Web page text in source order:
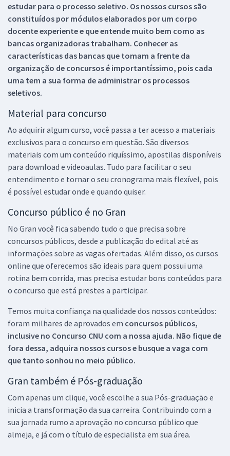
estudar para o processo seletivo. Os nossos cursos são
constituídos por módulos elaborados por um corpo
docente experiente e que entende muito bem como as
bancas organizadoras trabalham. Conhecer as
características das bancas que tomam a frente da
organização de concursos é importantíssimo, pois cada
uma tem a sua forma de administrar os processos
seletivos.
Material para concurso
Ao adquirir algum curso, você passa a ter acesso a materiais
exclusivos para o concurso em questão. São diversos
materiais com um conteúdo riquíssimo, apostilas disponíveis
para download e videoaulas. Tudo para facilitar o seu
entendimento e tornar o seu cronograma mais flexível, pois
é possível estudar onde e quando quiser.
Concurso público é no Gran
No Gran você fica sabendo tudo o que precisa sobre
concursos públicos, desde a publicação do edital até as
informações sobre as vagas ofertadas. Além disso, os cursos
online que oferecemos são ideais para quem possui uma
rotina bem corrida, mas precisa estudar bons conteúdos para
o concurso que está prestes a participar.
Temos muita confiança na qualidade dos nossos conteúdos:
foram milhares de aprovados em concursos públicos,
inclusive no Concurso CNU com a nossa ajuda. Não fique de
fora dessa, adquira nossos cursos e busque a vaga com
que tanto sonhou no meio público.
Gran também é Pós-graduação
Com apenas um clique, você escolhe a sua Pós-graduação e
inicia a transformação da sua carreira. Contribuindo com a
sua jornada rumo a aprovação no concurso público que
almeja, e já com o título de especialista em sua área.